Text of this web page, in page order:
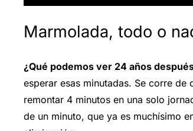
Marmolada, todo o
¿Qué podemos ver 24 años
esperar esas minutadas. Se corre de
remontar 4 minutos en una solo
de un minuto, que ya es muchísimo